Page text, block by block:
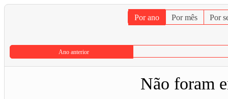
Por ano Por mês Por
Ano anterior
Não foram